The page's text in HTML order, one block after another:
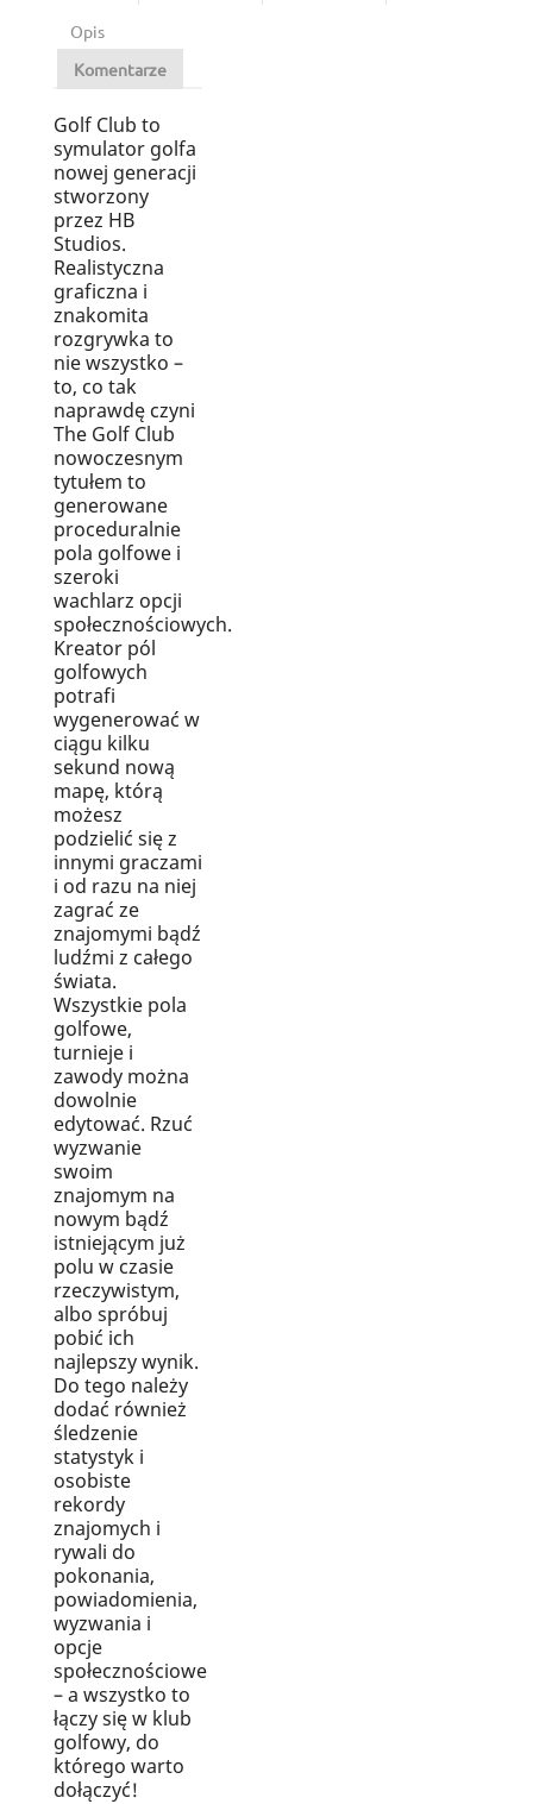
Opis
Komentarze
Golf Club to
symulator golfa
nowej generacji
stworzony
przez HB
Studios.
Realistyczna
graficzna i
znakomita
rozgrywka to
nie wszystko –
to, co tak
naprawdę czyni
The Golf Club
nowoczesnym
tytułem to
generowane
proceduralnie
pola golfowe i
szeroki
wachlarz opcji
społecznościowych.
Kreator pól
golfowych
potrafi
wygenerować w
ciągu kilku
sekund nową
mapę, którą
możesz
podzielić się z
innymi graczami
i od razu na niej
zagrać ze
znajomymi bądź
ludźmi z całego
świata.
Wszystkie pola
golfowe,
turnieje i
zawody można
dowolnie
edytować. Rzuć
wyzwanie
swoim
znajomym na
nowym bądź
istniejącym już
polu w czasie
rzeczywistym,
albo spróbuj
pobić ich
najlepszy wynik.
Do tego należy
dodać również
śledzenie
statystyk i
osobiste
rekordy
znajomych i
rywali do
pokonania,
powiadomienia,
wyzwania i
opcje
społecznościowe
– a wszystko to
łączy się w klub
golfowy, do
którego warto
dołączyć!